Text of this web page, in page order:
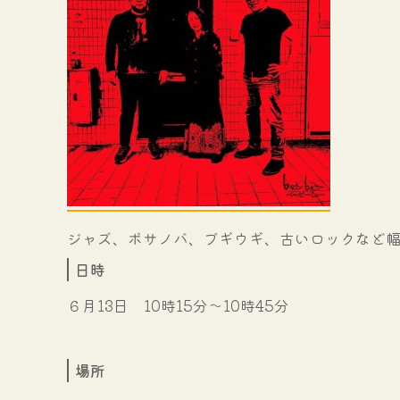
ジャズ、ボサノバ、ブギウギ、古いロックなど
日時
６月13日 10時15分～10時45分
場所